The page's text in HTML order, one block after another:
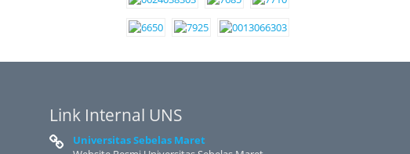
Link Internal UNS
Universitas Sebelas Maret